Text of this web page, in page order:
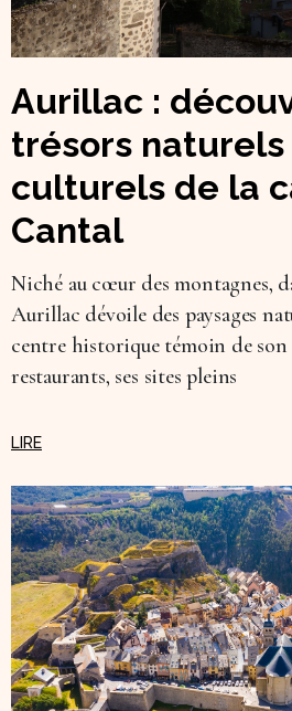
Aurillac :
trésors
culturels de la
Cantal
Niché au cœur des montagnes,
Aurillac dévoile des paysages
centre historique témoin de son
restaurants, ses sites pleins